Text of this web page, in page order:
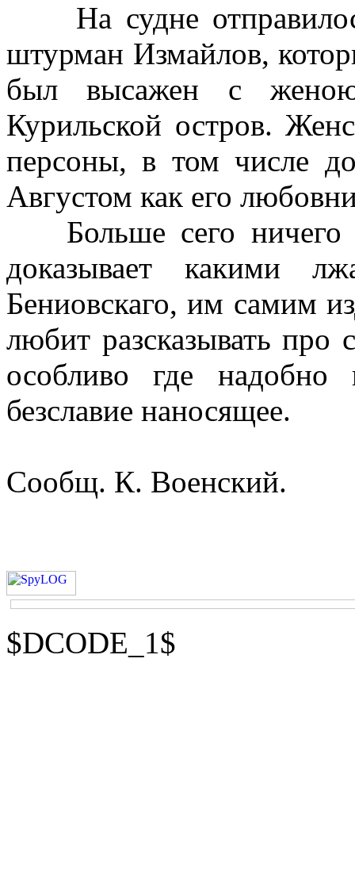
На судне
штурман Измайлов,
был высажен с
Курильской остров.
персоны, в том числе
Августом как его
Больше сего
доказывает ка­кими
Бениовскаго, им самим
любит разсказывать
особливо где надобно
безславие наносящее.
Сообщ. К. Военский.
$DCODE_1$